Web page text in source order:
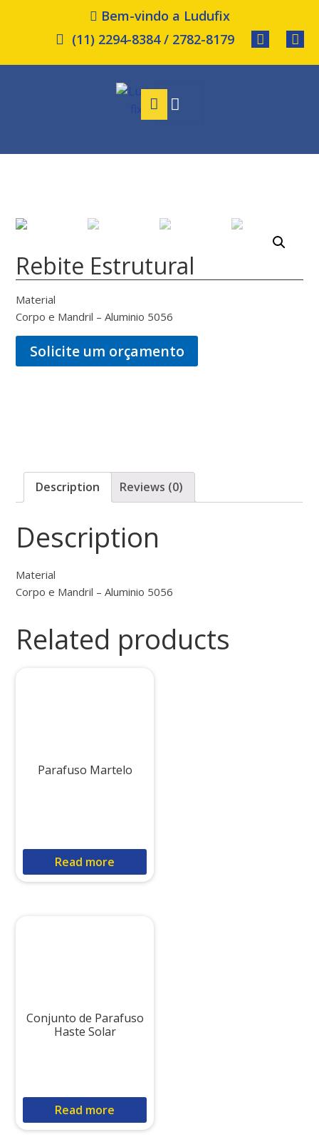
Bem-vindo a Ludufix
(11) 2294-8384 / 2782-8179
Rebite Estrutural
Material
Corpo e Mandril – Aluminio 5056
Solicite um orçamento
Description Reviews (0)
Description
Material
Corpo e Mandril – Aluminio 5056
Related products
Parafuso Martelo
Read more
Conjunto de Parafuso
Haste Solar
Read more